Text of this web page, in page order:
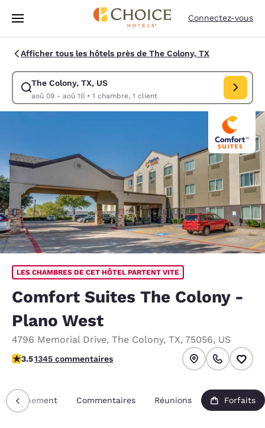
Passer à Contenu Principal
Connectez-vous
Afficher tous les hôtels près de The Colony, TX
The Colony, TX, US
aoû 09 - aoû 10• 1 chambre, 1 client
Modifiez la recherche pour The Colony, TX, US. Date d’arrivée aoû 09,
LES CHAMBRES DE CET HÔTEL PARTENT VITE
Comfort Suites The Colony -
Plano West
4796 Memorial Drive, The Colony, TX, 75056, US
3.52 étoiles. Bien.
3.51345 commentaires
Commentaires Réunions Forfaits